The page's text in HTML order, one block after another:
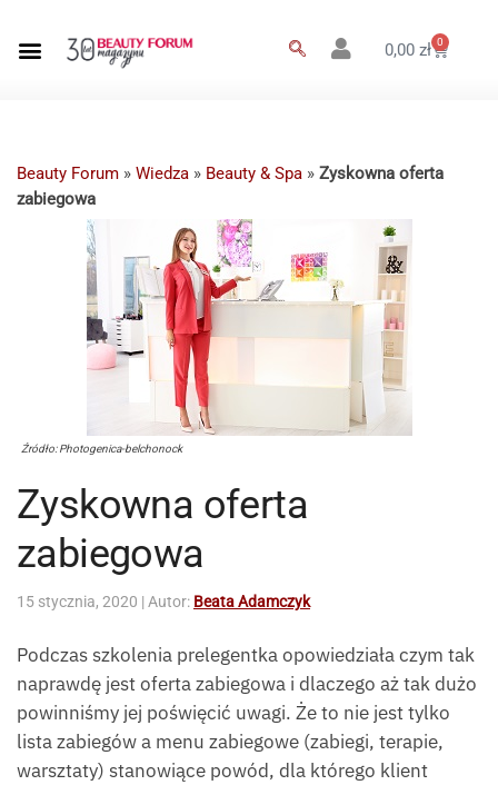
0,00zł 0
Beauty Forum » Wiedza » Beauty & Spa » Zyskowna oferta
zabiegowa
Źródło: Photogenica-belchonock
Zyskowna oferta
zabiegowa
15 stycznia, 2020 | Autor: Beata Adamczyk
Podczas szkolenia prelegentka opowiedziała czym tak
naprawdę jest oferta zabiegowa i dlaczego aż tak dużo
powinniśmy jej poświęcić uwagi. Że to nie jest tylko
lista zabiegów a menu zabiegowe (zabiegi, terapie,
warsztaty) stanowiące powód, dla którego klient